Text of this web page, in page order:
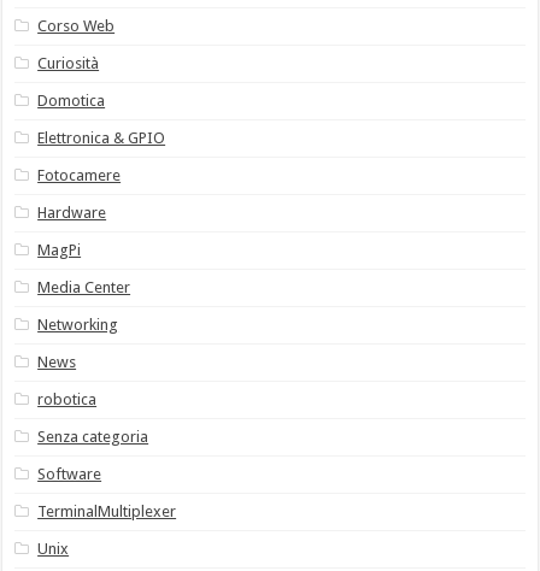
Corso Web
Curiosità
Domotica
Elettronica & GPIO
Fotocamere
Hardware
MagPi
Media Center
Networking
News
robotica
Senza categoria
Software
TerminalMultiplexer
Unix